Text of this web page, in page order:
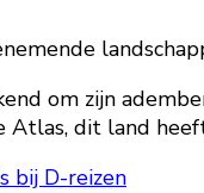
om zijn
Atlas, dit land